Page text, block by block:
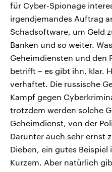
für Cyber-Spionage
irgendjemandes Auftrag
Schadsoftware, um Geld
Banken und so weiter.
Geheimdiensten und den
betrifft – es gibt ihn, klar.
verhaftet. Die russische
Kampf gegen
trotzdem werden solche
Geheimdienst, von der
Darunter auch sehr ernst
Dieben, ein gutes
Kurzem. Aber natürlich